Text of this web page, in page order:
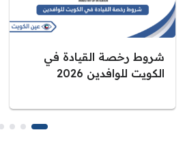
شروط رخصة القيادة في
الكويت للوافدين 2026